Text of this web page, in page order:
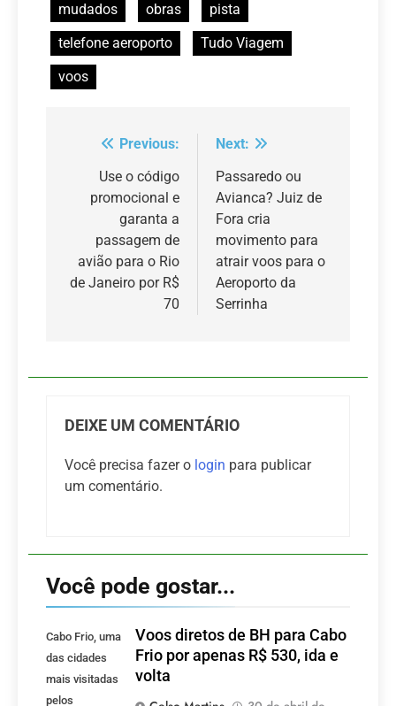
mudados
obras
pista
telefone aeroporto
Tudo Viagem
voos
Navegação
Post
Previous:
Use o código
promocional e
garanta a
passagem de
avião para o Rio
de Janeiro por R$
70
Next:
Passaredo ou
Avianca? Juiz de
Fora cria
movimento para
atrair voos para o
Aeroporto da
Serrinha
DEIXE UM COMENTÁRIO
Você precisa fazer o login para publicar
um comentário.
Você pode gostar...
Cabo Frio, uma
das cidades
mais visitadas
pelos
Voos diretos de BH para Cabo
Frio por apenas R$ 530, ida e
volta